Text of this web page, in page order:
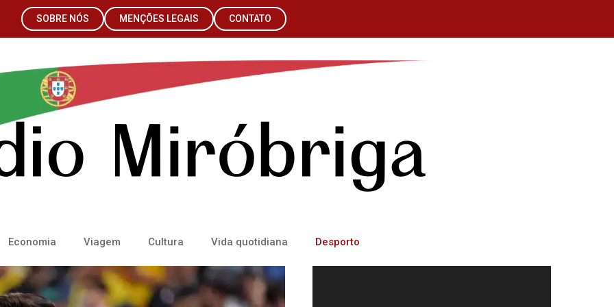
SOBRE NÓS MENÇÕES LEGAIS CONTATO
Economia Viagem Cultura Vida quotidiana Desporto